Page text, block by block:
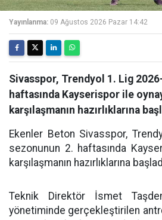
Yayınlanma: 09 Ağustos 2026 Pazar 14:42
Sivasspor, Trendyol 1. Lig
haftasında Kayserispor ile
karşılaşmanın hazırlıklarına
Ekenler Beton Sivasspor,
sezonunun 2. haftasında
karşılaşmanın hazırlıklarına
Teknik Direktör İsmet
yönetiminde gerçekleştirilen